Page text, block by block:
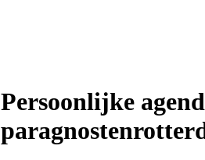
Persoonlijke